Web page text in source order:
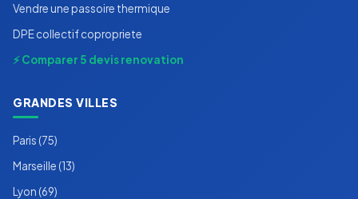
Vendre une passoire thermique
DPE collectif copropriete
⚡ Comparer 5 devis renovation
GRANDES VILLES
Paris (75)
Marseille (13)
Lyon (69)